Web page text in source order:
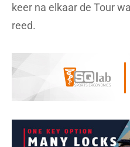
keer na elkaar de Tour
reed.